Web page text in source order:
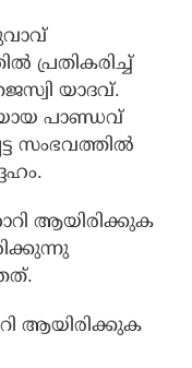
പ്രതികരിച്ച്
യാദവ്.
പാണ്ഡവ്
സംഭവത്തില്‍
ആയിരിക്കുക
ആയിരിക്കുക